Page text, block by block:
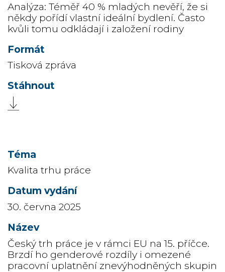
Analýza: Téměř 40 % mladých nevěří, že si
někdy pořídí vlastní ideální bydlení. Často
kvůli tomu odkládají i založení rodiny
Tisková zpráva
Kvalita trhu práce
30. června 2025
Český trh práce je v rámci EU na 15. příčce.
Brzdí ho genderové rozdíly i omezené
pracovní uplatnění znevýhodněných skupin